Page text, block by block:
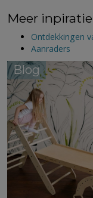
Meer inpiratie
Ontdekkingen
Aanraders
Blog